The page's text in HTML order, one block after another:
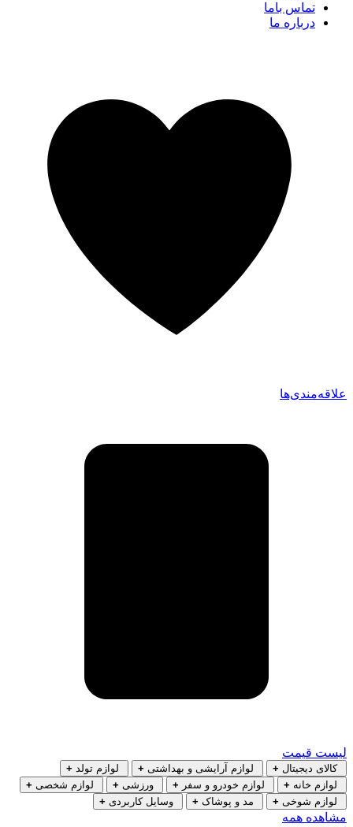
تماس باما
درباره ما
علاقه‌مندی‌ها
لیست قیمت
کالای دیجیتال + لوازم آرایشی و بهداشتی + لوازم تولد +
لوازم خانه + لوازم خودرو و سفر + ورزشی + لوازم شخصی +
لوازم شوخی + مد و پوشاک + وسایل کاربردی +
مشاهده همه